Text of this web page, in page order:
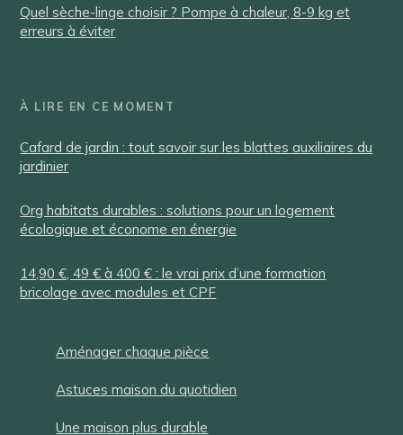
Quel sèche-linge choisir ? Pompe à chaleur, 8-9 kg et
erreurs à éviter
À LIRE EN CE MOMENT
Cafard de jardin : tout savoir sur les blattes auxiliaires du
jardinier
Org habitats durables : solutions pour un logement
écologique et économe en énergie
14,90 €, 49 € à 400 € : le vrai prix d’une formation
bricolage avec modules et CPF
Aménager chaque pièce
Astuces maison du quotidien
Une maison plus durable